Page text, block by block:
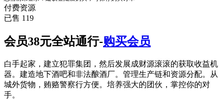
付费资源
已售 119
会员38元全站通行-购买会员
白手起家，建立犯罪集团，然后发展成财源滚滚的获取收益机
器。建造地下酒吧和非法酿酒厂。管理生产链和资源分配。从
城外货物，贿赂警察行方便。培养强大的团伙，掌控你的对
手。